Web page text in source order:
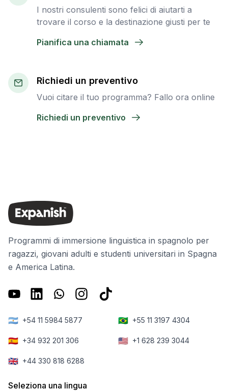
I nostri consulenti sono felici di aiutarti a
trovare il corso e la destinazione giusti per te
Pianifica una chiamata
Richiedi un preventivo
Vuoi citare il tuo programma? Fallo ora online
Richiedi un preventivo
Programmi di immersione linguistica in spagnolo per
ragazzi, giovani adulti e studenti universitari in Spagna
e America Latina.
🇦🇷 +54 11 5984 5877 🇧🇷 +55 11 3197 4304
🇪🇸 +34 932 201 306 🇺🇸 +1 628 239 3044
🇬🇧 +44 330 818 6288
Seleziona una lingua